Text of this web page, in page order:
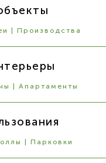
| Производства
| Апартаменты
| Парковки